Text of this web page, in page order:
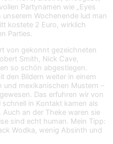
Partynamen wie „Eyes
unserem Wochenende lud man
kostete 2 Euro, wirklich
Parties.
von gekonnt gezeichneten
Smith, Nick Cave,
so schön abgestiegen.
den Bildern weiter in einem
und mexikanischen Mustern –
Das erfuhren wir von
in Kontakt kamen als
Auch an der Theke waren sie
sind echt human. Mein Tipp:
Wodka, wenig Absinth und